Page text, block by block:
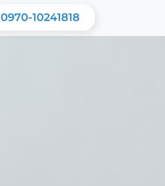
0970-10241818